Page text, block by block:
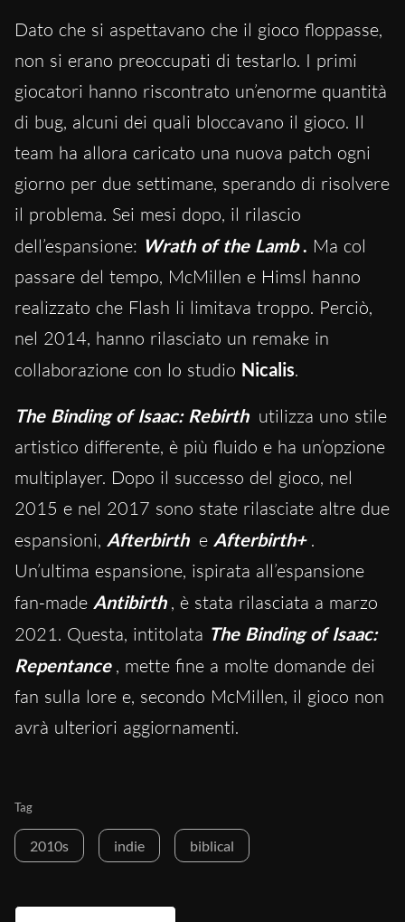
Dato che si aspettavano che il gioco floppasse,
non si erano preoccupati di testarlo. I primi
giocatori hanno riscontrato un’enorme quantità
di bug, alcuni dei quali bloccavano il gioco. Il
team ha allora caricato una nuova patch ogni
giorno per due settimane, sperando di risolvere
il problema. Sei mesi dopo, il rilascio
dell’espansione: Wrath of the Lamb . Ma col
passare del tempo, McMillen e Himsl hanno
realizzato che Flash li limitava troppo. Perciò,
nel 2014, hanno rilasciato un remake in
collaborazione con lo studio Nicalis.
The Binding of Isaac: Rebirth utilizza uno stile
artistico differente, è più fluido e ha un’opzione
multiplayer. Dopo il successo del gioco, nel
2015 e nel 2017 sono state rilasciate altre due
espansioni, Afterbirth e Afterbirth+ .
Un’ultima espansione, ispirata all’espansione
fan-made Antibirth , è stata rilasciata a marzo
2021. Questa, intitolata The Binding of Isaac:
Repentance , mette fine a molte domande dei
fan sulla lore e, secondo McMillen, il gioco non
avrà ulteriori aggiornamenti.
Tag
2010s indie biblical